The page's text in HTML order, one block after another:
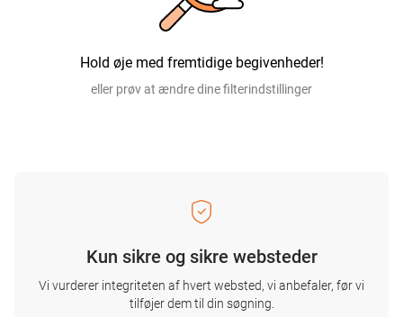
Hold øje med fremtidige begivenheder!
eller prøv at ændre dine filterindstillinger
Kun sikre og sikre websteder
Vi vurderer integriteten af ​​hvert websted, vi anbefaler, før vi
tilføjer dem til din søgning.